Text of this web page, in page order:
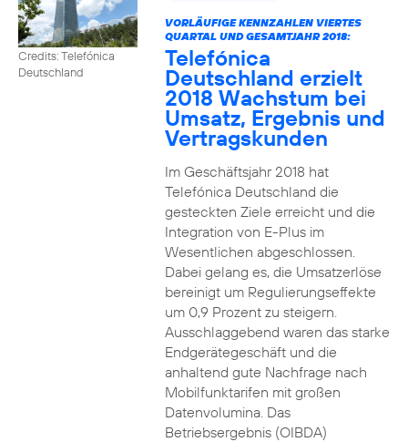
Credits: Telefónica
Deutschland
VORLÄUFIGE KENNZAHLEN VIERTES
QUARTAL UND GESAMTJAHR 2018:
Telefónica
Deutschland erzielt
2018 Wachstum bei
Umsatz, Ergebnis und
Vertragskunden
Im Geschäftsjahr 2018 hat
Telefónica Deutschland die
gesteckten Ziele erreicht und die
Integration von E-Plus im
Wesentlichen abgeschlossen.
Dabei gelang es, die Umsatzerlöse
bereinigt um Regulierungseffekte
um 0,9 Prozent zu steigern.
Ausschlaggebend waren das starke
Endgerätegeschäft und die
anhaltend gute Nachfrage nach
Mobilfunktarifen mit großen
Datenvolumina. Das
Betriebsergebnis (OIBDA)